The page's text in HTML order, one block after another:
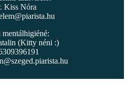
Kiss Nóra
(Kitty néni :)